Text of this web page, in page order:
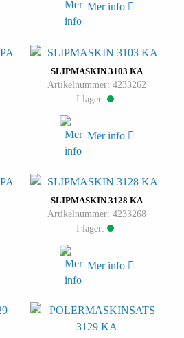
Mer info
SLIPMASKIN 3103 KA
Artikelnummer: 4233262
I lager:
Mer info
SLIPMASKIN 3128 KA
Artikelnummer: 4233268
I lager:
Mer info